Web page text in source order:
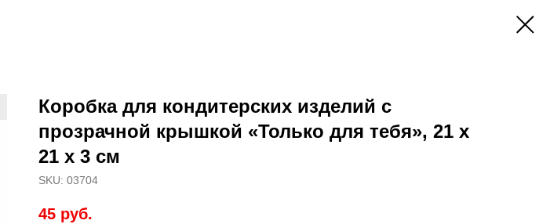
Коробка для кондитерских изделий с
прозрачной крышкой «Только для тебя», 21 х
21 х 3 см
SKU: 03704
45 руб.